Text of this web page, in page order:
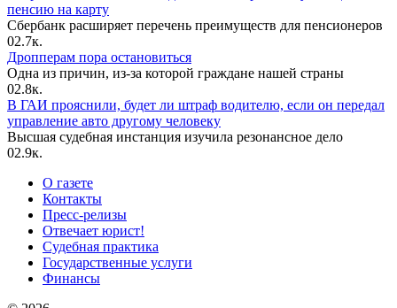
пенсию на карту
Сбербанк расширяет перечень преимуществ для пенсионеров
02.7к.
Дропперам пора остановиться
Одна из причин, из-за которой граждане нашей страны
02.8к.
В ГАИ прояснили, будет ли штраф водителю, если он передал
управление авто другому человеку
Высшая судебная инстанция изучила резонансное дело
02.9к.
О газете
Контакты
Пресс-релизы
Отвечает юрист!
Судебная практика
Государственные услуги
Финансы